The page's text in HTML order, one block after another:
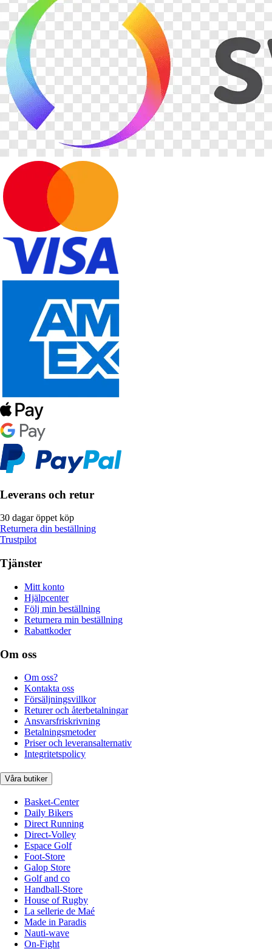
Leverans och retur
30 dagar öppet köp
Returnera din beställning
Trustpilot
Tjänster
Mitt konto
Hjälpcenter
Följ min beställning
Returnera min beställning
Rabattkoder
Om oss
Om oss?
Kontakta oss
Försäljningsvillkor
Returer och återbetalningar
Ansvarsfriskrivning
Betalningsmetoder
Priser och leveransalternativ
Integritetspolicy
Våra butiker
Basket-Center
Daily Bikers
Direct Running
Direct-Volley
Espace Golf
Foot-Store
Galop Store
Golf and co
Handball-Store
House of Rugby
La sellerie de Maé
Made in Paradis
Nauti-wave
On-Fight